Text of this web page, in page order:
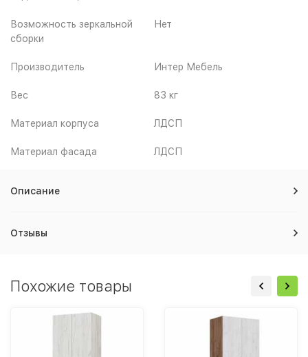
Возможность зеркальной
сборки
Нет
Производитель Интер Мебель
Вес 83 кг
Материал корпуса ЛДСП
Материал фасада ЛДСП
Описание
Отзывы
Похожие товары